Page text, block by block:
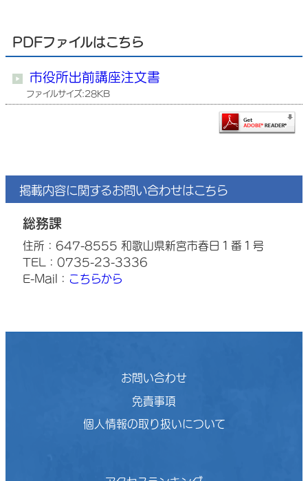
PDFファイルはこちら
市役所出前講座注文書
ファイルサイズ:28KB
掲載内容に関するお問い合わせはこちら
総務課
住所：647-8555 和歌山県新宮市春日１番１号
TEL：0735-23-3336
E-Mail： こちらから
お問い合わせ
免責事項
個人情報の取り扱いについて